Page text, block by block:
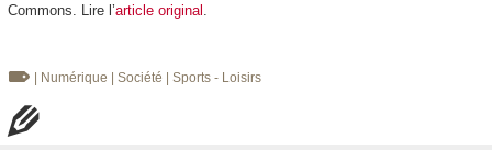
Commons. Lire l’article original .
| Numérique | Société | Sports - Loisirs